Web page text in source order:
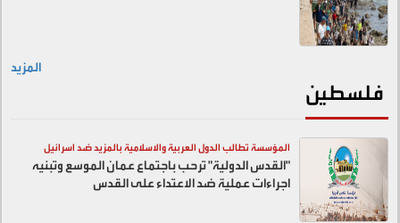
المزيد
فلسطين
المؤسسة تطالب الدول العربية والاسلامية بالمزيد ضد اسرائيل
"القدس الدولية" ترحب باجتماع عمان الموسع وتبنيه
اجراءات عملية ضد الاعتداء على القدس